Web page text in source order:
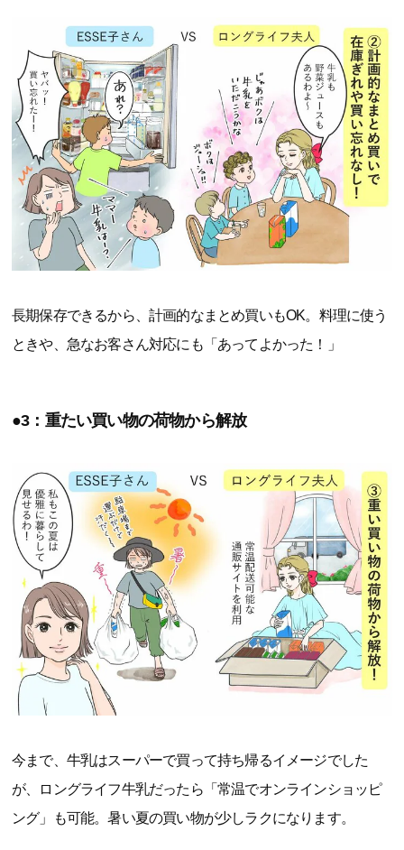
長期保存できるから、計画的なまとめ買いもOK。料理に使う
ときや、急なお客さん対応にも「あってよかった！」
●3：重たい買い物の荷物から解放
今まで、牛乳はスーパーで買って持ち帰るイメージでした
が、ロングライフ牛乳だったら「常温でオンラインショッピ
ング」も可能。暑い夏の買い物が少しラクになります。